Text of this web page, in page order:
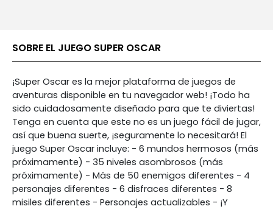
SOBRE EL JUEGO SUPER OSCAR
¡Super Oscar es la mejor plataforma de juegos de
aventuras disponible en tu navegador web! ¡Todo ha
sido cuidadosamente diseñado para que te diviertas!
Tenga en cuenta que este no es un juego fácil de jugar,
así que buena suerte, ¡seguramente lo necesitará! El
juego Super Oscar incluye: - 6 mundos hermosos (más
próximamente) - 35 niveles asombrosos (más
próximamente) - Más de 50 enemigos diferentes - 4
personajes diferentes - 6 disfraces diferentes - 8
misiles diferentes - Personajes actualizables - ¡Y